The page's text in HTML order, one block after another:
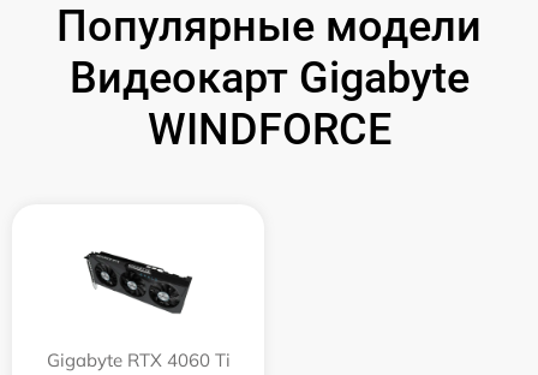
Популярные модели
Видеокарт Gigabyte
WINDFORCE
Gigabyte RTX 4060 Ti